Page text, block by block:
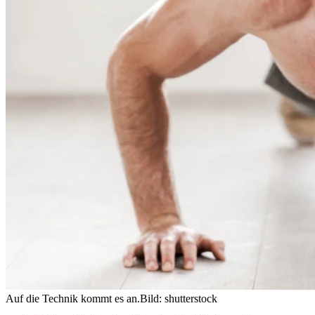
Auf die Technik kommt es an.Bild: shutterstock